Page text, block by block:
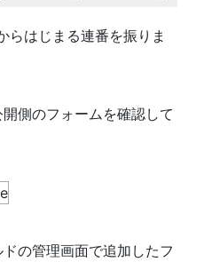
はじまる連番を振りま
側のフォームを確認して
の管理画面で追加したフ